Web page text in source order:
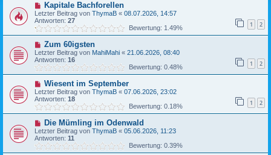
Kapitale Bachforellen
Letzter Beitrag von ThymaB « 08.07.2026, 14:57
Antworten: 27 1 2
Bewertung: 1.49%
Zum 60igsten
Letzter Beitrag von MahiMahi « 21.06.2026, 08:40
Antworten: 16 1 2
Bewertung: 0.48%
Wiesent im September
Letzter Beitrag von ThymaB « 07.06.2026, 23:02
Antworten: 18 1 2
Bewertung: 0.18%
Die Mümling im Odenwald
Letzter Beitrag von ThymaB « 05.06.2026, 11:23
Antworten: 11
Bewertung: 0.39%